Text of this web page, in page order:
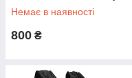
A14
Немає в наявності
800 ₴